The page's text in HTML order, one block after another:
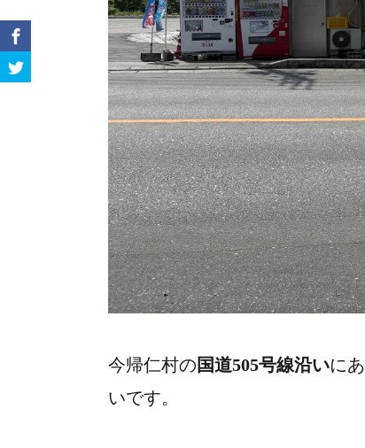
今帰仁村の 国道505号線沿いに
いです。